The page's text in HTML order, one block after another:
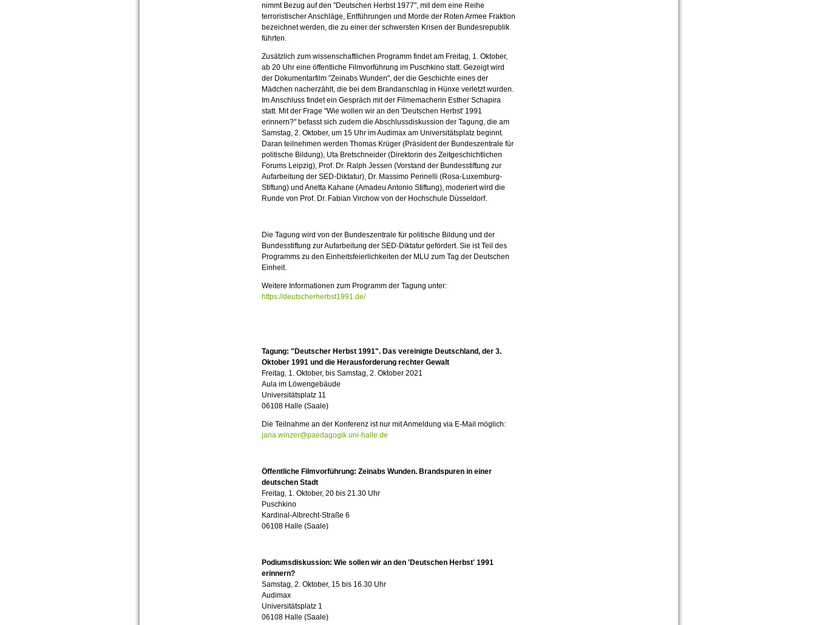
nimmt Bezug auf den "Deutschen Herbst 1977", mit dem eine Reihe
terroristischer Anschläge, Entführungen und Morde der Roten Armee Fraktion
bezeichnet werden, die zu einer der schwersten Krisen der Bundesrepublik
führten.
Zusätzlich zum wissenschaftlichen Programm findet am Freitag, 1. Oktober,
ab 20 Uhr eine öffentliche Filmvorführung im Puschkino statt. Gezeigt wird
der Dokumentarfilm "Zeinabs Wunden", der die Geschichte eines der
Mädchen nacherzählt, die bei dem Brandanschlag in Hünxe verletzt wurden.
Im Anschluss findet ein Gespräch mit der Filmemacherin Esther Schapira
statt. Mit der Frage "Wie wollen wir an den 'Deutschen Herbst' 1991
erinnern?" befasst sich zudem die Abschlussdiskussion der Tagung, die am
Samstag, 2. Oktober, um 15 Uhr im Audimax am Universitätsplatz beginnt.
Daran teilnehmen werden Thomas Krüger (Präsident der Bundeszentrale für
politische Bildung), Uta Bretschneider (Direktorin des Zeitgeschichtlichen
Forums Leipzig), Prof. Dr. Ralph Jessen (Vorstand der Bundesstiftung zur
Aufarbeitung der SED-Diktatur), Dr. Massimo Perinelli (Rosa-Luxemburg-
Stiftung) und Anetta Kahane (Amadeu Antonio Stiftung), moderiert wird die
Runde von Prof. Dr. Fabian Virchow von der Hochschule Düsseldorf.
Die Tagung wird von der Bundeszentrale für politische Bildung und der
Bundesstiftung zur Aufarbeitung der SED-Diktatur gefördert. Sie ist Teil des
Programms zu den Einheitsfeierlichkeiten der MLU zum Tag der Deutschen
Einheit.
Weitere Informationen zum Programm der Tagung unter:
https://deutscherherbst1991.de/
Tagung: "Deutscher Herbst 1991". Das vereinigte Deutschland, der 3.
Oktober 1991 und die Herausforderung rechter Gewalt
Freitag, 1. Oktober, bis Samstag, 2. Oktober 2021
Aula im Löwengebäude
Universitätsplatz 11
06108 Halle (Saale)
Die Teilnahme an der Konferenz ist nur mit Anmeldung via E-Mail möglich:
jana.winzer@paedagogik.uni-halle.de
Öffentliche Filmvorführung: Zeinabs Wunden. Brandspuren in einer
deutschen Stadt
Freitag, 1. Oktober, 20 bis 21.30 Uhr
Puschkino
Kardinal-Albrecht-Straße 6
06108 Halle (Saale)
Podiumsdiskussion: Wie sollen wir an den 'Deutschen Herbst' 1991
erinnern?
Samstag, 2. Oktober, 15 bis 16.30 Uhr
Audimax
Universitätsplatz 1
06108 Halle (Saale)